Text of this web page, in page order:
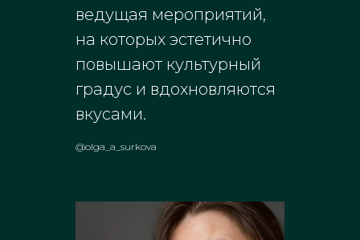
ведущая мероприятий,
на которых эстетично
повышают культурный
градус и вдохновляются
вкусами.
@olga_a_surkova